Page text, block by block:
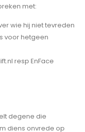
met:
wie hij niet tevreden
voor hetgeen
resp EnFace
degene die
diens onvrede op